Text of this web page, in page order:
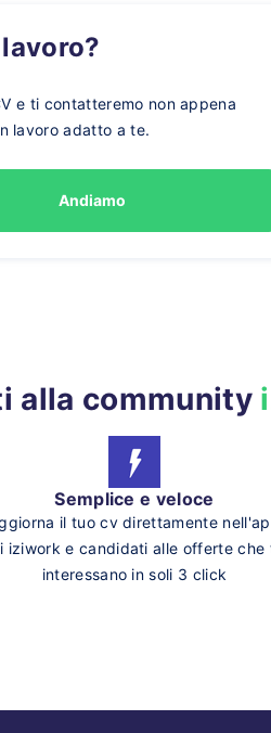
lavoro?
e ti contatteremo non appena
lavoro adatto a te.
Andiamo
alla community
Semplice e veloce
il tuo cv direttamente
iziwork e candidati alle offerte che
interessano in soli 3 click